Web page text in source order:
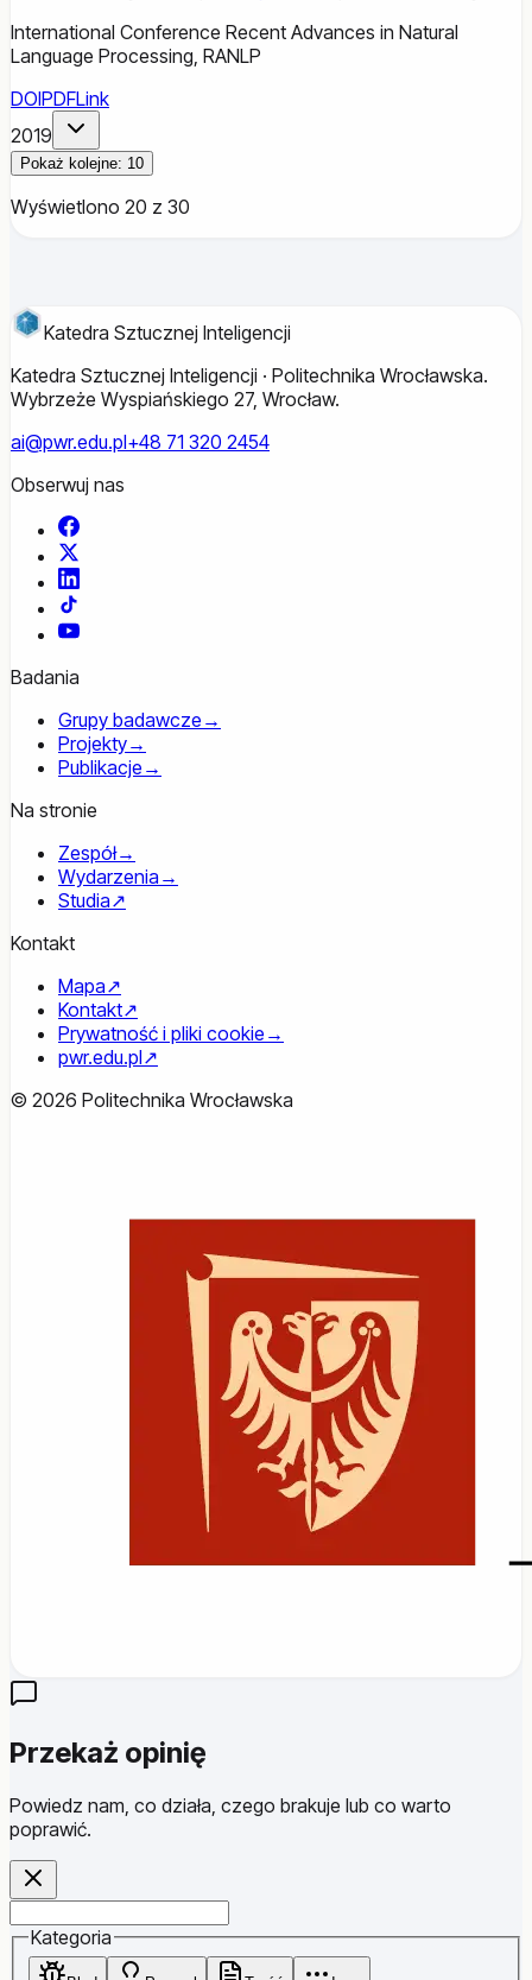
International Conference Recent Advances in Natural
Language Processing, RANLP
DOIPDFLink
2019
Pokaż kolejne: 10
Wyświetlono 20 z 30
Katedra Sztucznej Inteligencji
Katedra Sztucznej Inteligencji · Politechnika Wrocławska.
Wybrzeże Wyspiańskiego 27, Wrocław.
ai@pwr.edu.pl+48 71 320 2454
Obserwuj nas
Facebook
YouTube
Badania
Grupy badawcze →
Projekty→
Publikacje →
Na stronie
Zespół→
Wydarzenia →
Studia↗
Kontakt
Mapa↗
Kontakt↗
Prywatność i pliki cookie →
pwr.edu.pl↗
© 2026 Politechnika Wrocławska
Przekaż opinię
Powiedz nam, co działa, czego brakuje lub co warto
poprawić.
Kategoria